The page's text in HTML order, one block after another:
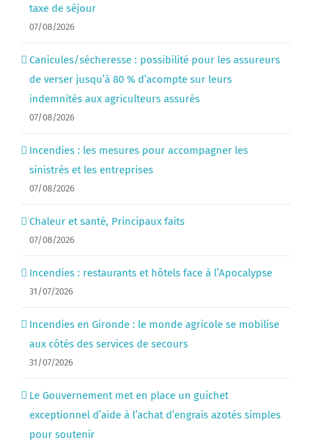
taxe de séjour
07/08/2026
Canicules/sécheresse : possibilité pour les assureurs
de verser jusqu’à 80 % d’acompte sur leurs
indemnités aux agriculteurs assurés
07/08/2026
Incendies : les mesures pour accompagner les
sinistrés et les entreprises
07/08/2026
Chaleur et santé, Principaux faits
07/08/2026
Incendies : restaurants et hôtels face à l’Apocalypse
31/07/2026
Incendies en Gironde : le monde agricole se mobilise
aux côtés des services de secours
31/07/2026
Le Gouvernement met en place un guichet
exceptionnel d’aide à l’achat d’engrais azotés simples
pour soutenir